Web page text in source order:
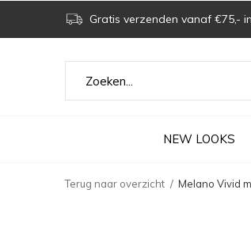
NEW LOOKS
Gratis verzenden vanaf €75,-
Terug naar overzicht Melano Vivid